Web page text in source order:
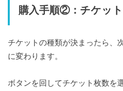
購入手順②：チケッ
チケットの種類が決まったら、
に変わります。
ボタンを回してチケット枚数を